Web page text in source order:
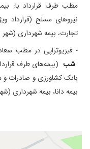
فوقالعاده
دیسک گردن
گردن درد و
تشخیصی
ارتوپد ها
به توافق
بسیار حاذق
دکتر بی
کار بلد
مطب طرف قرارداد با:
نیرو‌های مسلح (قرارداد
تجارت، بیمه شهرداری (شهر
- فیزیوتراپی در مطب
شب (بیمه‌های طرف
بانک کشاورزی و صادرات و
بیمه دانا، بیمه شهرداری